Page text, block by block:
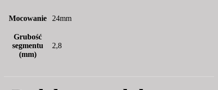
Mocowanie 24mm
Grubość
segmentu
(mm)
2,8